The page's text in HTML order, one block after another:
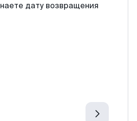
дату возвращения